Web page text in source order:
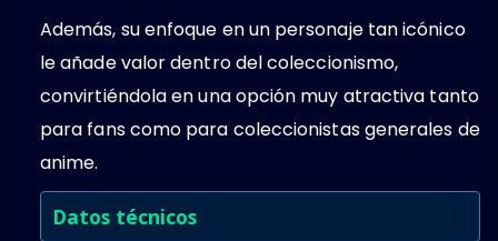
Además, su enfoque en un personaje tan icónico
le añade valor dentro del coleccionismo,
convirtiéndola en una opción muy atractiva tanto
para fans como para coleccionistas generales de
anime.
Datos técnicos